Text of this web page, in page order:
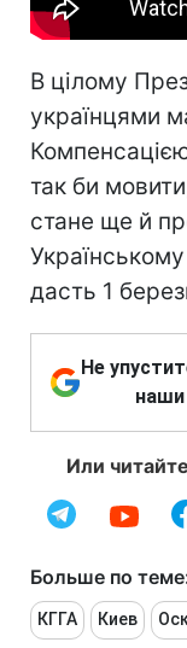
В цілому
українцями
так би
стане ще й
дасть 1
Не
наши
Или
Больше по
КГГА Киев